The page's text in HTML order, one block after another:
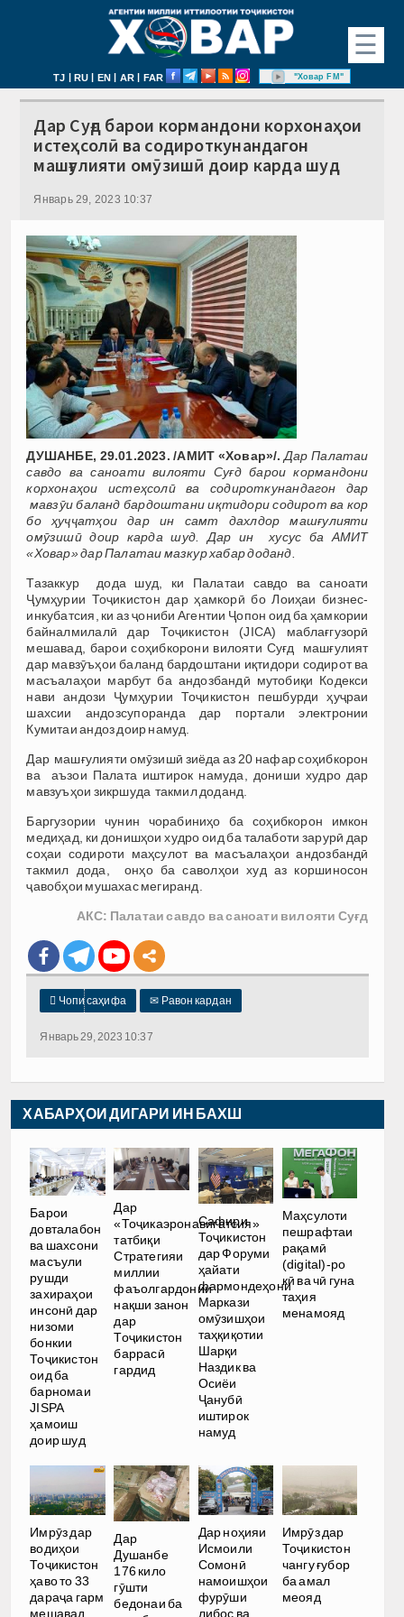
☰
TJ | RU | EN | AR | FAR "Ховар FM"
Дар Суғд барои кормандони корхонаҳои
истеҳсолӣ ва содироткунандагон
машғулияти омӯзишӣ доир карда шуд
Январь 29, 2023 10:37
ДУШАНБЕ, 29.01.2023. /АМИТ «Ховар»/. Дар Палатаи
савдо ва саноати вилояти Суғд барои кормандони
корхонаҳои истеҳсолӣ ва содироткунандагон дар
мавзӯи баланд бардоштани иқтидори содирот ва кор
бо ҳуҷҷатҳои дар ин самт дахлдор машғулияти
омӯзишӣ доир карда шуд. Дар ин хусус ба АМИТ
«Ховар» дар Палатаи мазкур хабар доданд.
Тазаккур дода шуд, ки Палатаи савдо ва саноати
Ҷумҳурии Тоҷикистон дар ҳамкорӣ бо Лоиҳаи бизнес-
инкубатсия, ки аз ҷониби Агентии Ҷопон оид ба ҳамкории
байналмилалӣ дар Тоҷикистон (JICA) маблағгузорӣ
мешавад, барои соҳибкорони вилояти Суғд машғулият
дар мавзӯъҳои баланд бардоштани иқтидори содирот ва
масъалаҳои марбут ба андозбандӣ мутобиқи Кодекси
нави андози Ҷумҳурии Тоҷикистон пешбурди ҳуҷраи
шахсии андозсупоранда дар портали электронии
Кумитаи андоз доир намуд.
Дар машғулияти омӯзишӣ зиёда аз 20 нафар соҳибкорон
ва аъзои Палата иштирок намуда, дониши худро дар
мавзуъҳои зикршуда такмил доданд.
Баргузории чунин чорабиниҳо ба соҳибкорон имкон
медиҳад, ки донишҳои худро оид ба талаботи зарурӣ дар
соҳаи содироти маҳсулот ва масъалаҳои андозбандӣ
такмил дода, онҳо ба саволҳои худ аз коршиносон
ҷавобҳои мушахас мегиранд.
АКС: Палатаи савдо ва саноати вилояти Суғд
 Чопи саҳифа ✉ Равон кардан
Январь 29, 2023 10:37
ХАБАРҲОИ ДИГАРИ ИН БАХШ
Барои
довталабон
ва шахсони
масъули
рушди
захираҳои
инсонӣ дар
низоми
бонкии
Тоҷикистон
оид ба
барномаи
JISPA
ҳамоиш
доир шуд
Дар
«Тоҷикаэронавигатсия»
татбиқи
Стратегияи
миллии
фаъолгардонии
нақши занон
дар
Тоҷикистон
баррасӣ
гардид
Сафири
Тоҷикистон
дар Форуми
ҳайати
фармондеҳони
Маркази
омӯзишҳои
таҳқиқотии
Шарқи
Наздик ва
Осиёи
Ҷанубӣ
иштирок
намуд
Маҳсулоти
пешрафтаи
рақамӣ
(digital)-ро
кӣ ва чӣ гуна
таҳия
менамояд
Имрӯз дар
водиҳои
Тоҷикистон
ҳаво то 33
дараҷа гарм
мешавад
Дар
Душанбе
176 кило
гӯшти
бедонаи ба
Дар ноҳияи
Исмоили
Сомонӣ
намоишҳои
фурӯши
либос ва
Имрӯз дар
Тоҷикистон
чангу ғубор
ба амал
меояд